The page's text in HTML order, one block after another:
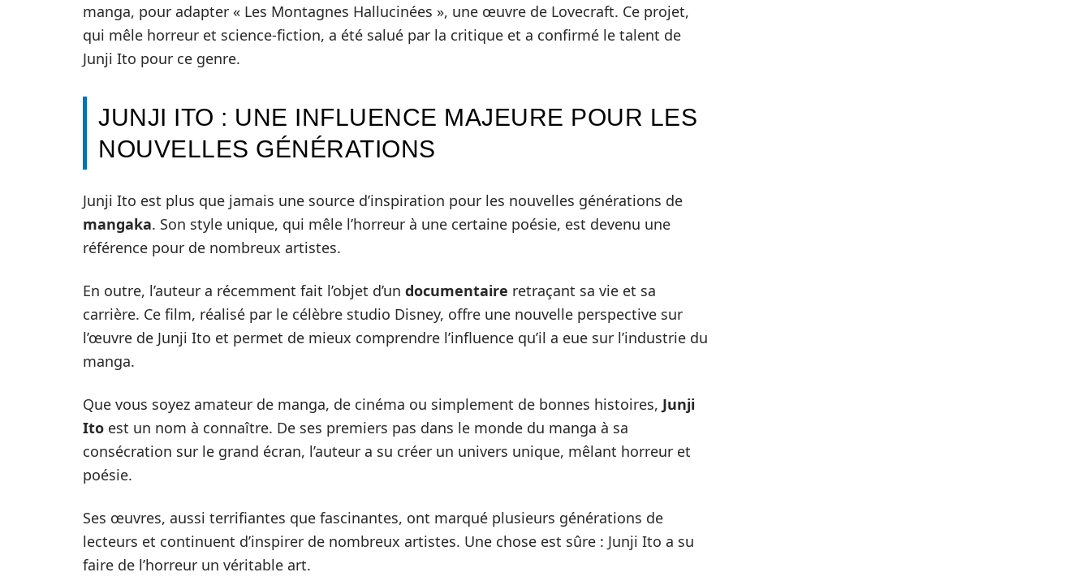
manga, pour adapter « Les Montagnes Hallucinées », une œuvre de Lovecraft. Ce projet,
qui mêle horreur et science-fiction, a été salué par la critique et a confirmé le talent de
Junji Ito pour ce genre.
JUNJI ITO : UNE INFLUENCE MAJEURE POUR LES
NOUVELLES GÉNÉRATIONS
Junji Ito est plus que jamais une source d’inspiration pour les nouvelles générations de
mangaka. Son style unique, qui mêle l’horreur à une certaine poésie, est devenu une
référence pour de nombreux artistes.
En outre, l’auteur a récemment fait l’objet d’un documentaire retraçant sa vie et sa
carrière. Ce film, réalisé par le célèbre studio Disney, offre une nouvelle perspective sur
l’œuvre de Junji Ito et permet de mieux comprendre l’influence qu’il a eue sur l’industrie du
manga.
Que vous soyez amateur de manga, de cinéma ou simplement de bonnes histoires, Junji
Ito est un nom à connaître. De ses premiers pas dans le monde du manga à sa
consécration sur le grand écran, l’auteur a su créer un univers unique, mêlant horreur et
poésie.
Ses œuvres, aussi terrifiantes que fascinantes, ont marqué plusieurs générations de
lecteurs et continuent d’inspirer de nombreux artistes. Une chose est sûre : Junji Ito a su
faire de l’horreur un véritable art.